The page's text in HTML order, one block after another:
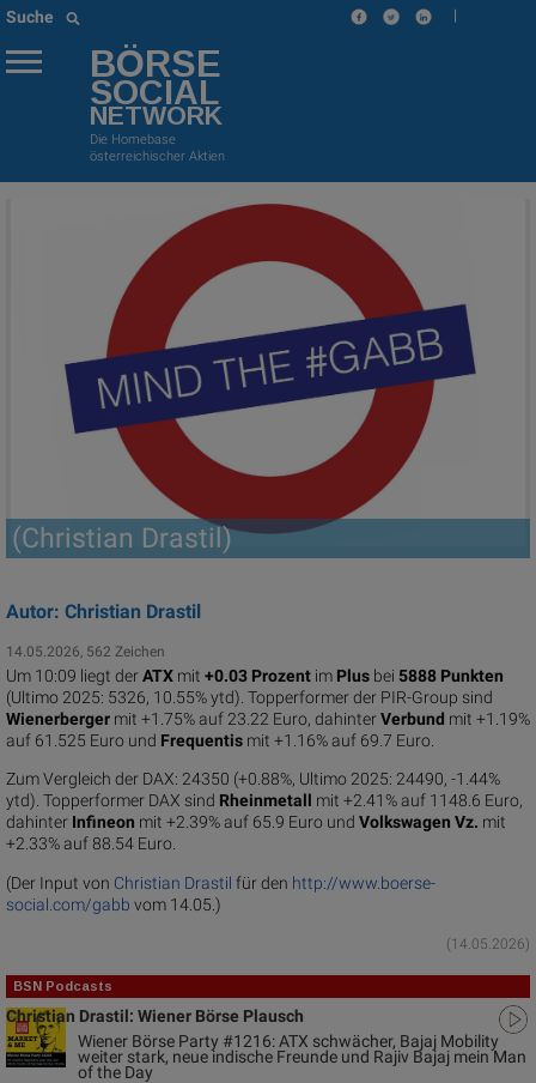
Suche |
BÖRSE
SOCIAL
NETWORK
Die Homebase
österreichischer Aktien
(Christian Drastil)
Autor: Christian Drastil
14.05.2026, 562 Zeichen
Um 10:09 liegt derATX mit +0.03 Prozent im Plus bei 5888 Punkten
(Ultimo 2025: 5326, 10.55% ytd). Topperformer der PIR-Group sind
Wienerberger mit +1.75% auf 23.22 Euro, dahinterVerbund mit +1.19%
auf 61.525 Euro und Frequentis mit +1.16% auf 69.7 Euro.
Zum Vergleich der DAX: 24350 (+0.88%, Ultimo 2025: 24490, -1.44%
ytd). Topperformer DAX sind Rheinmetall mit +2.41% auf 1148.6 Euro,
dahinter Infineon mit +2.39% auf 65.9 Euro und Volkswagen Vz. mit
+2.33% auf 88.54 Euro.
(Der Input von Christian Drastil für den http://www.boerse-
social.com/gabb vom 14.05.)
(14.05.2026)
BSN Podcasts
Christian Drastil: Wiener Börse Plausch
Wiener Börse Party #1216: ATX schwächer, Bajaj Mobility
weiter stark, neue indische Freunde und Rajiv Bajaj mein Man
of the Day